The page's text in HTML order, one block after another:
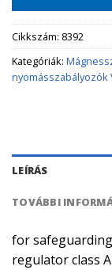
Cikkszám: 8392
Kategóriák:
nyomásszabályozók
LEÍRÁS
TOVÁBBI
for
regulator class